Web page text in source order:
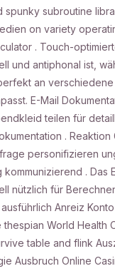
subroutine
on variety
. Touch-
und antiphonal ist,
an verschiedene
E-Mail
teilen für
.
personifizieren
. Das
nützlich für
Anreiz
World Health
table and flink
Ausbruch Online